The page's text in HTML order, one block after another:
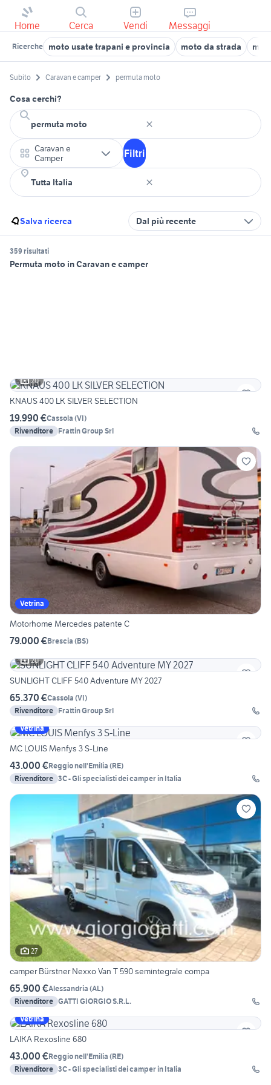
Home Cerca Vendi Messaggi
Ricerche moto usate trapani e provincia moto da strada
Subito Caravan e camper permuta moto
Cosa cerchi?
Caravan e
Camper
Filtri
Salva ricerca Dal più recente
359 risultati
Permuta moto in Caravan e camper
20
KNAUS 400 LK SILVER SELECTION
19.990 €Cassola (VI)
Rivenditore Frattin Group Srl
Vetrina
Motorhome Mercedes patente C
79.000 €Brescia (BS)
20
SUNLIGHT CLIFF 540 Adventure MY 2027
65.370 €Cassola (VI)
Rivenditore Frattin Group Srl
Vetrina
MC LOUIS Menfys 3 S-Line
43.000 €Reggio nell'Emilia (RE)
Rivenditore 3C - Gli specialisti dei camper in Italia
27
camper Bürstner Nexxo Van T 590 semintegrale compa
65.900 €Alessandria (AL)
Rivenditore GATTI GIORGIO S.R.L.
Vetrina
LAIKA Rexosline 680
43.000 €Reggio nell'Emilia (RE)
Rivenditore 3C - Gli specialisti dei camper in Italia